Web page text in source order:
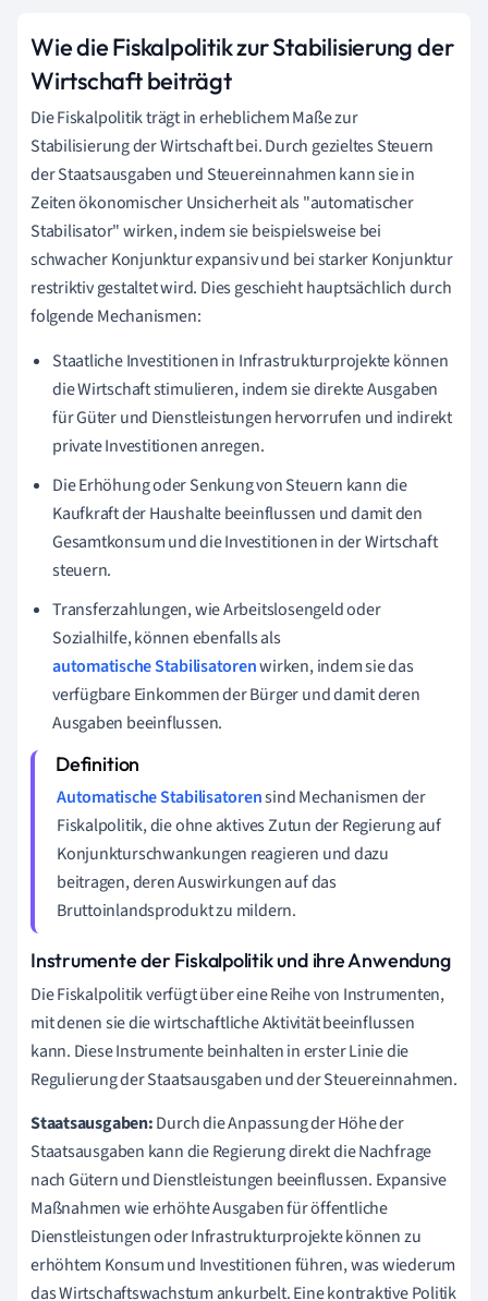
Wie die Fiskalpolitik zur Stabilisierung der
Wirtschaft beiträgt
Die Fiskalpolitik trägt in erheblichem Maße zur
Stabilisierung der Wirtschaft bei. Durch gezieltes Steuern
der Staatsausgaben und Steuereinnahmen kann sie in
Zeiten ökonomischer Unsicherheit als "automatischer
Stabilisator" wirken, indem sie beispielsweise bei
schwacher Konjunktur expansiv und bei starker Konjunktur
restriktiv gestaltet wird. Dies geschieht hauptsächlich durch
folgende Mechanismen:
Staatliche Investitionen in Infrastrukturprojekte können
die Wirtschaft stimulieren, indem sie direkte Ausgaben
für Güter und Dienstleistungen hervorrufen und indirekt
private Investitionen anregen.
Die Erhöhung oder Senkung von Steuern kann die
Kaufkraft der Haushalte beeinflussen und damit den
Gesamtkonsum und die Investitionen in der Wirtschaft
steuern.
Transferzahlungen, wie Arbeitslosengeld oder
Sozialhilfe, können ebenfalls als
automatische Stabilisatorenwirken, indem sie das
verfügbare Einkommen der Bürger und damit deren
Ausgaben beeinflussen.
Automatische Stabilisatorensind Mechanismen der
Fiskalpolitik, die ohne aktives Zutun der Regierung auf
Konjunkturschwankungen reagieren und dazu
beitragen, deren Auswirkungen auf das
Bruttoinlandsprodukt zu mildern.
Instrumente der Fiskalpolitik und ihre Anwendung
Die Fiskalpolitik verfügt über eine Reihe von Instrumenten,
mit denen sie die wirtschaftliche Aktivität beeinflussen
kann. Diese Instrumente beinhalten in erster Linie die
Regulierung der Staatsausgaben und der Steuereinnahmen.
Staatsausgaben:Durch die Anpassung der Höhe der
Staatsausgaben kann die Regierung direkt die Nachfrage
nach Gütern und Dienstleistungen beeinflussen. Expansive
Maßnahmen wie erhöhte Ausgaben für öffentliche
Dienstleistungen oder Infrastrukturprojekte können zu
erhöhtem Konsum und Investitionen führen, was wiederum
das Wirtschaftswachstum ankurbelt. Eine kontraktive Politik